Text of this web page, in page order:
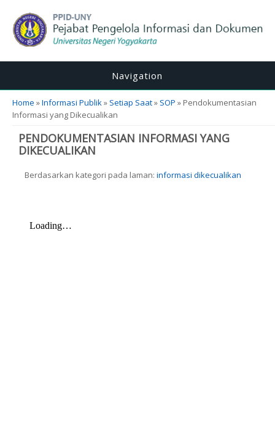
Navigation
You are here
Home »Informasi Publik» Setiap Saat» SOP » Pendokumentasian
Informasi yang Dikecualikan
PENDOKUMENTASIAN INFORMASI YANG
DIKECUALIKAN
Berdasarkan kategori pada laman: informasi dikecualikan